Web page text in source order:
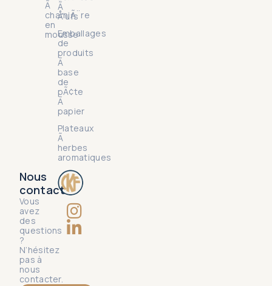
Ã
Å“ufs
Emballages
de
produits
Ã
base
de
pÃ¢te
Ã
papier
Plateaux
Ã
herbes
aromatiques
Ã
charniÃ¨re
en
mousse
Nous
contact
Vous
avez
des
questions
?
N’hésitez
pas à
nous
contacter.